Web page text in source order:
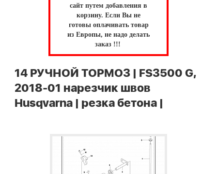
сайт путем добавления в
корзину. Если Вы не
готовы оплачивать товар
из Европы, не надо делать
заказ !!!
14 РУЧНОЙ ТОРМОЗ | FS3500 G,
2018-01 нарезчик швов
Husqvarna | резка бетона |